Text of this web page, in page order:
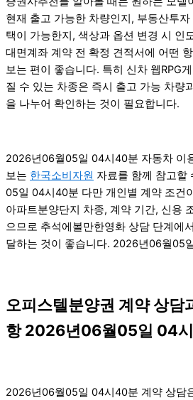
현재 출고 가능한 차량인지, 부동산투
택이 가능한지, 색상과 옵션 변경 시 인
대면계좌 계약 전 확정 견적서에 어떤
보는 편이 좋습니다. 특히 신차 웹RPG
질 수 있는 차종은 즉시 출고 가능 차량
을 나누어 확인하는 것이 필요합니다.
2026년06월05일 04시40분 자동차 이
보는 한국소비자원 자료를 함께 참고할
05일 04시40분 다만 개인별 계약 조건
아파트분양단지 차종, 계약 기간, 신용
으므로 추석에볼만한영화 상담 단계에
달하는 것이 좋습니다. 2026년06월05
오피스텔분양권 계약 상담
항 2026년06월05일 04
2026년06월05일 04시40분 계약 상담